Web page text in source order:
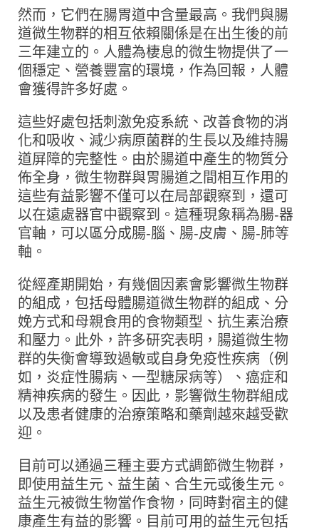
然而，它們在腸胃道中含量最高。我們與腸
道微生物群的相互依賴關係是在出生後的前
三年建立的。人體為棲息的微生物提供了一
個穩定、營養豐富的環境，作為回報，人體
會獲得許多好處。
這些好處包括刺激免疫系統、改善食物的消
化和吸收、減少病原菌群的生長以及維持腸
道屏障的完整性。由於腸道中產生的物質分
佈全身，微生物群與胃腸道之間相互作用的
這些有益影響不僅可以在局部觀察到，還可
以在遠處器官中觀察到。這種現象稱為腸-器
官軸，可以區分成腸-腦、腸-皮膚、腸-肺等
軸。
從經產期開始，有幾個因素會影響微生物群
的組成，包括母體腸道微生物群的組成、分
娩方式和母親食用的食物類型、抗生素治療
和壓力。此外，許多研究表明，腸道微生物
群的失衡會導致過敏或自身免疫性疾病（例
如，炎症性腸病、一型糖尿病等）、癌症和
精神疾病的發生。因此，影響微生物群組成
以及患者健康的治療策略和藥劑越來越受歡
迎。
目前可以通過三種主要方式調節微生物群，
即使用益生元、益生菌、合生元或後生元。
益生元被微生物當作食物，同時對宿主的健
康產生有益的影響。目前可用的益生元包括